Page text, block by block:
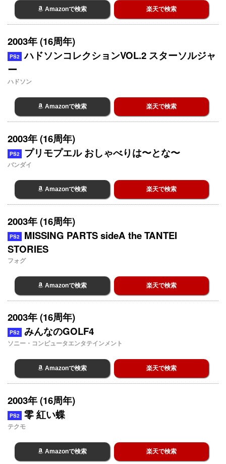
Amazonで検索 楽天で検索
2003年 (16周年)
PS2
ハドソンコレクションVOL.2 スターソルジャ
ー
ハドソン
Amazonで検索 楽天で検索
2003年 (16周年)
PS2 プリモプエル おしゃべりは〜とな〜
バンダイ
Amazonで検索 楽天で検索
2003年 (16周年)
PS2
MISSING PARTS sideA the TANTEI
STORIES
フォグ
Amazonで検索 楽天で検索
2003年 (16周年)
PS2 みんなのGOLF4
ソニー・コンピュータエンタテインメント
Amazonで検索 楽天で検索
2003年 (16周年)
PS2 零 紅い蝶
テクモ
Amazonで検索 楽天で検索